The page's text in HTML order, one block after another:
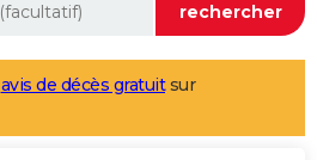
avis de décès gratuitsur